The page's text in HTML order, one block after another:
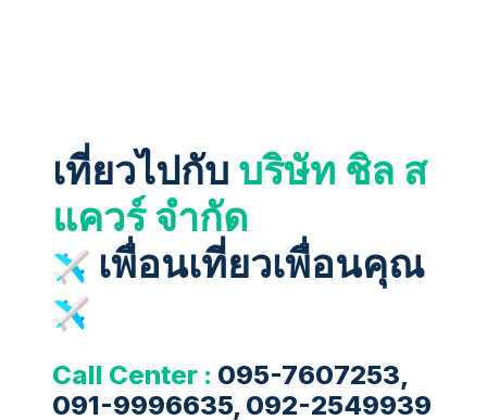
เที่ยวไปกับ บริษัท ชิล ส
แควร์ จำกัด
เพื่อนเที่ยวเพื่อนคุณ
Call Center : 095-7607253,
091-9996635, 092-2549939